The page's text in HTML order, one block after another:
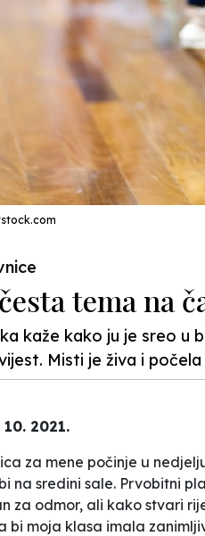
tema na
kaže kako ju je sreo u
Misti je živa i
2021.
za mene počinje u
na sredini sale. Prvobitni
za odmor, ali kako stvari
bi moja klasa imala